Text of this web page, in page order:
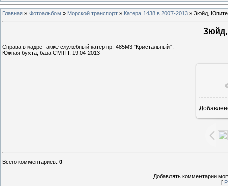
Главная » Фотоальбом » Морской транспорт » Катера 1438 в 2007-2013 » Зюйд,
Справа в кадре также служебный катер пр. 485М3 "Кристальный".
Южная бухта, база СМТП, 19.04.2013
Всего комментариев: 0
Добавлять комментарии
[